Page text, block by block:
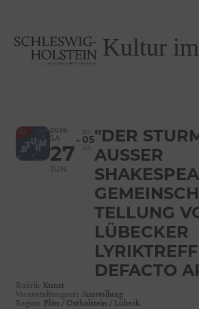
Kultur
2026
SA
27
JUN
SO
05
JUL
"DER
AUSSER
TELLUNG
LÜBECKER
DEFACTO
Rubrik Kunst
Veranstaltungsart Ausstellung
Region Plön / Ostholstein / Lübeck